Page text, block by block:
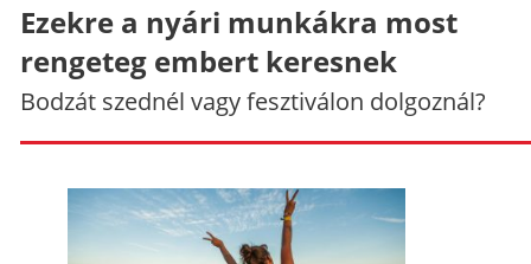
Ezekre a nyári munkákra most
rengeteg embert keresnek
Bodzát szednél vagy fesztiválon dolgoznál?